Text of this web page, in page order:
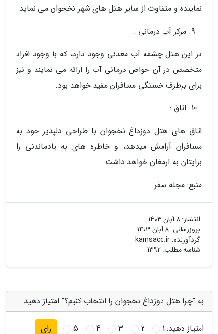
نماینده و متفاوت از سایر هتل های شهر نخجوان می نماید.
مرکز آب درمانی :
در این هتل چشمه آب معدنی وجود دارد، که با وجود افراد
متخصص در آن خواص درمانی آب را ارائه می نمایند و نیز
برای برطرف خستگی مسافران مفید خواهد بود.
اتاق :
اتاق های هتل دوزداغ نخجوان با طراحی دلپذیر خود به
مسافران آرامش میدهد، و خاطره های به یادماندنی را
برایتان به ارمغان خواهد داشت.
منبع: مجله سفر
انتشار: 8 آبان 1403
بروزرسانی: 8 آبان 1403
گردآورنده: kamsaco.ir
شناسه مطلب: 1392
به "چرا هتل دوزداغ نخجوان را انتخاب کنیم؟" امتیاز دهید
امتیاز دهید:1
2
3
4
5 رای